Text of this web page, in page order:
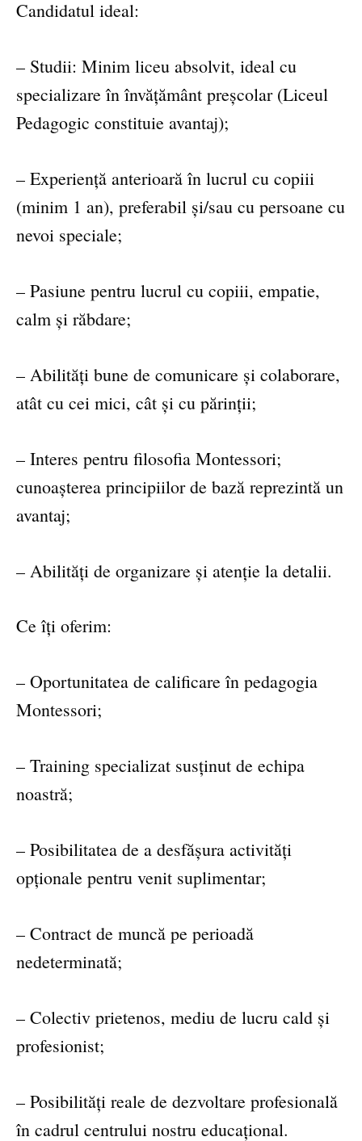
Candidatul ideal:
– Studii: Minim liceu absolvit, ideal cu
specializare în învățământ preșcolar (Liceul
Pedagogic constituie avantaj);
– Experiență anterioară în lucrul cu copiii
(minim 1 an), preferabil și/sau cu persoane cu
nevoi speciale;
– Pasiune pentru lucrul cu copiii, empatie,
calm și răbdare;
– Abilități bune de comunicare și colaborare,
atât cu cei mici, cât și cu părinții;
– Interes pentru filosofia Montessori;
cunoașterea principiilor de bază reprezintă un
avantaj;
– Abilități de organizare și atenție la detalii.
Ce îți oferim:
– Oportunitatea de calificare în pedagogia
Montessori;
– Training specializat susținut de echipa
noastră;
– Posibilitatea de a desfășura activități
opționale pentru venit suplimentar;
– Contract de muncă pe perioadă
nedeterminată;
– Colectiv prietenos, mediu de lucru cald și
profesionist;
– Posibilități reale de dezvoltare profesională
în cadrul centrului nostru educațional.